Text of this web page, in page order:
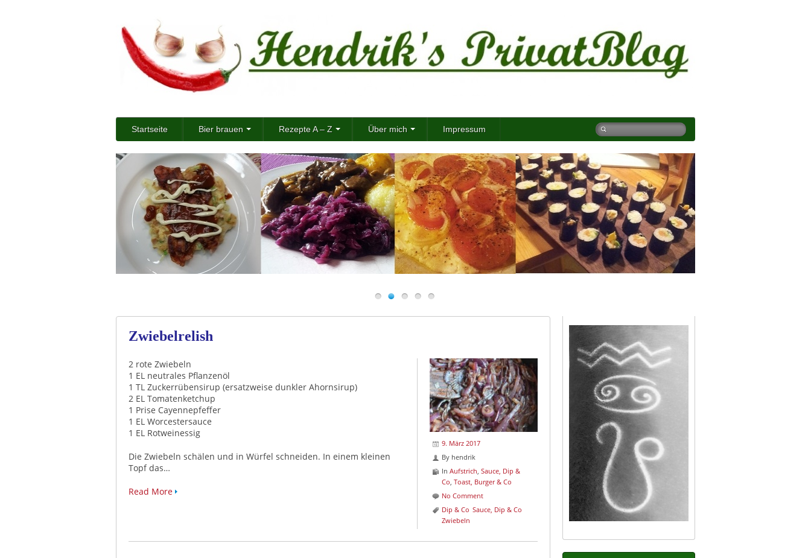
Startseite Bier brauen Rezepte A – Z Über mich Impressum
Zwiebelrelish
9. März 2017
By hendrik
InAufstrich ,Sauce, Dip &
Co ,Toast, Burger & Co
No Comment
Dip & Co Sauce, Dip & Co
Zwiebeln
2 rote Zwiebeln
1 EL neutrales Pflanzenöl
1 TL Zuckerrübensirup (ersatzweise dunkler Ahornsirup)
2 EL Tomatenketchup
1 Prise Cayennepfeffer
1 EL Worcestersauce
1 EL Rotweinessig
Die Zwiebeln schälen und in Würfel schneiden. In einem kleinen
Topf das…
Read More